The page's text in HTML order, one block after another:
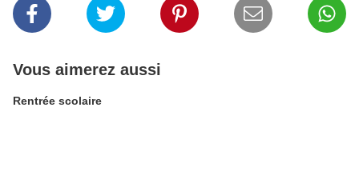
Vous aimerez aussi
Rentrée scolaire